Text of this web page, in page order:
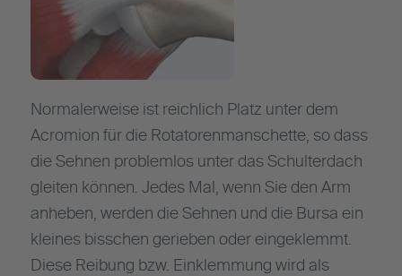
Normalerweise ist reichlich Platz unter dem
Acromion für die Rotatorenmanschette, so dass
die Sehnen problemlos unter das Schulterdach
gleiten können. Jedes Mal, wenn Sie den Arm
anheben, werden die Sehnen und die Bursa ein
kleines bisschen gerieben oder eingeklemmt.
Diese Reibung bzw. Einklemmung wird als